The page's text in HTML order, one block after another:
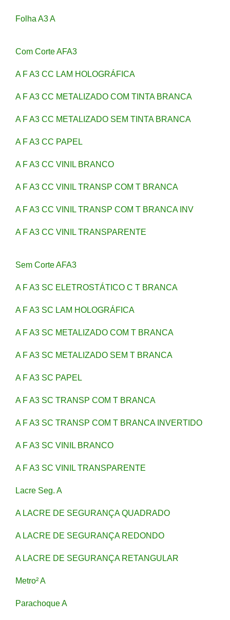
Folha A3 A
Com Corte AFA3
A F A3 CC LAM HOLOGRÁFICA
A F A3 CC METALIZADO COM TINTA BRANCA
A F A3 CC METALIZADO SEM TINTA BRANCA
A F A3 CC PAPEL
A F A3 CC VINIL BRANCO
A F A3 CC VINIL TRANSP COM T BRANCA
A F A3 CC VINIL TRANSP COM T BRANCA INV
A F A3 CC VINIL TRANSPARENTE
Sem Corte AFA3
A F A3 SC ELETROSTÁTICO C T BRANCA
A F A3 SC LAM HOLOGRÁFICA
A F A3 SC METALIZADO COM T BRANCA
A F A3 SC METALIZADO SEM T BRANCA
A F A3 SC PAPEL
A F A3 SC TRANSP COM T BRANCA
A F A3 SC TRANSP COM T BRANCA INVERTIDO
A F A3 SC VINIL BRANCO
A F A3 SC VINIL TRANSPARENTE
Lacre Seg. A
A LACRE DE SEGURANÇA QUADRADO
A LACRE DE SEGURANÇA REDONDO
A LACRE DE SEGURANÇA RETANGULAR
Metro² A
Parachoque A